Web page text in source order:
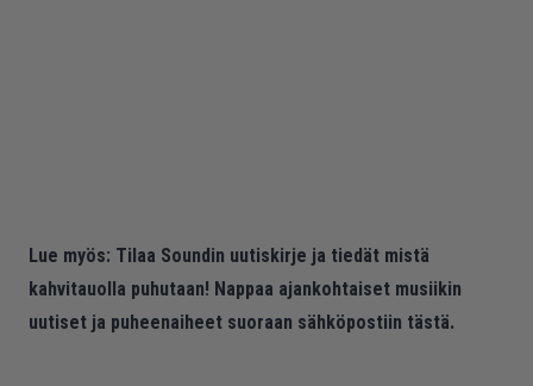
Lue myös: Tilaa Soundin uutiskirje ja tiedät mistä
kahvitauolla puhutaan! Nappaa ajankohtaiset musiikin
uutiset ja puheenaiheet suoraan sähköpostiin tästä.